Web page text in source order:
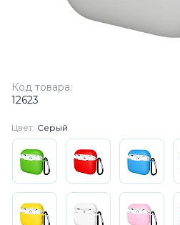
Код товара:
12623
Цвет: Серый